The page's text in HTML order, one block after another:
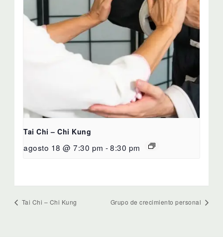
Tai Chi – Chi Kung
agosto 18 @ 7:30 pm -8:30 pm
Tai Chi – Chi Kung Grupo de crecimiento personal